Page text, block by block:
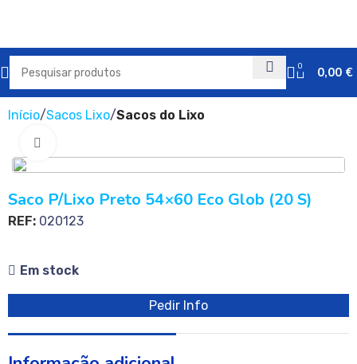
0 0,00 €
Início Sacos Lixo Sacos do Lixo
Saco P/Lixo Preto 54×60 Eco Glob (20 S)
REF: 020123
Em stock
Pedir Info